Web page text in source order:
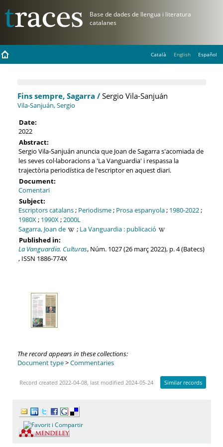
Català English Español
Fins sempre, Sagarra /Sergio Vila-Sanjuán
Vila-Sanjuán, Sergio
Date:
2022
Abstract:
Sergio Vila-Sanjuán anuncia que Joan de Sagarra s'acomiada de
les seves col·laboracions a 'La Vanguardia' i respassa la
trajectòria periodística de l'escriptor en aquest diari.
Document:
Comentari
Subject:
Escriptors catalans; Periodisme; Prosa espanyola; 1980-2022;
1980X; 1990X;2000L
Sagarra, Joan de
; La Vanguardia : publicació
Published in:
La Vanguardia. Culturas, Núm. 1027 (26 març 2022), p. 4 (Batecs)
, ISSN 1886-774X
The record appears in these collections:
Document type>Commentaries
Record created 2022-04-08, last modified 2024-05-24 Similar records